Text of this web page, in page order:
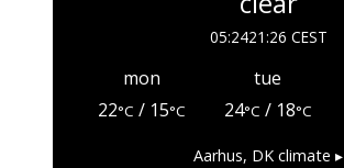
05:2421:26 CEST
mon tue
22°C / 15°C 24°C / 18°C
Aarhus, DK climate ▸